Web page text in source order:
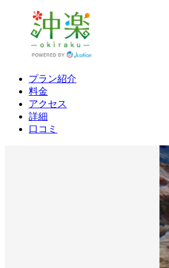
プラン紹介
料金
アクセス
詳細
口コミ